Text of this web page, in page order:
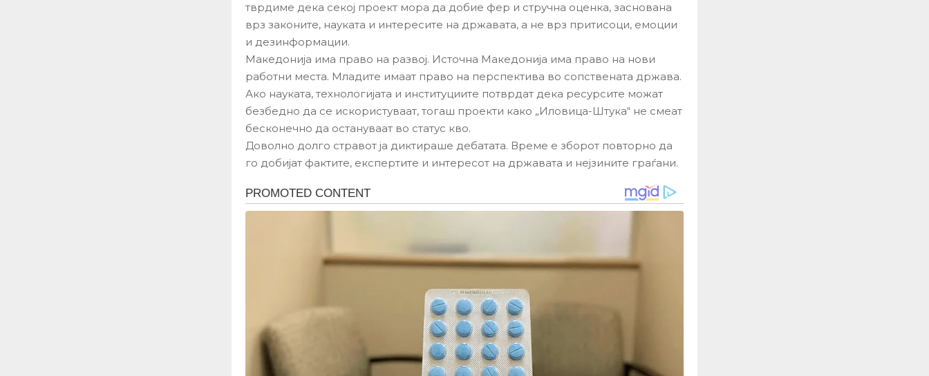
тврдиме дека секој проект мора да добие фер и стручна оценка, заснована
врз законите, науката и интересите на државата, а не врз притисоци, емоции
и дезинформации.
Македонија има право на развој. Источна Македонија има право на нови
работни места. Младите имаат право на перспектива во сопствената држава.
Ако науката, технологијата и институциите потврдат дека ресурсите можат
безбедно да се искористуваат, тогаш проекти како „Иловица-Штука“ не смеат
бесконечно да остануваат во статус кво.
Доволно долго стравот ја диктираше дебатата. Време е зборот повторно да
го добијат фактите, експертите и интересот на државата и нејзините граѓани.